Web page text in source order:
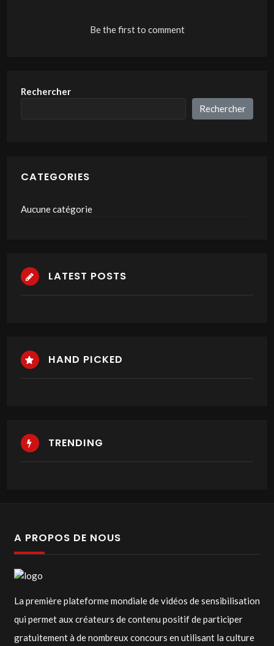
Be the first to comment
Rechercher
Rechercher
CATEGORIES
Aucune catégorie
LATEST POSTS
HAND PICKED
TRENDING
A PROPOS DE NOUS
La première plateforme mondiale de vidéos de sensibilisation
qui permet aux créateurs de contenu positif de participer
gratuitement à de nombreux concours en utilisant la culture